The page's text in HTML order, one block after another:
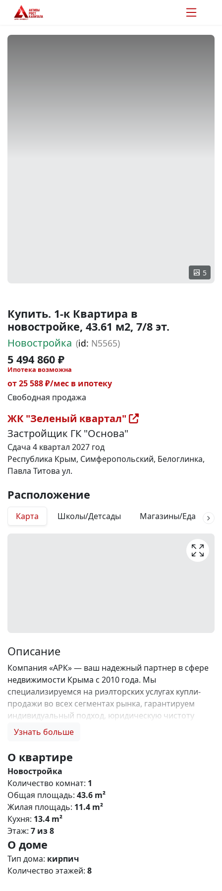
5
Купить. 1-к Квартира в
новостройке, 43.61 м2, 7/8 эт.
Новостройка (id: N5565)
5 494 860 ₽
Ипотека возможна
от 25 588 ₽/мес в ипотеку
Свободная продажа
ЖК "Зеленый квартал"
Застройщик ГК "Основа"
Сдача 4 квартал 2027 год
Республика Крым, Симферопольский, Белоглинка,
Павла Титова ул.
Расположение
Карта Школы/Детсады Магазины/Еда
Описание
Компания «АРК» — ваш надежный партнер в сфере
недвижимости Крыма с 2010 года. Мы
специализируемся на риэлторских услугах купли-
продажи во всех сегментах рынка, гарантируем
индивидуальный подход, юридическую чистоту
объектов и безопасность сделок. Самое ценное для
нас, Вы получаете: 1. 0% комиссии и оформление
ипотеки бесплатно; 2. Покупку недвижимости по
цене застройщика + акции, бонусы, подарки; 3.
Экспертное мнение о каждом застройщике. Ваши
интересы — наш приоритет! 4. Профессиональную
поддержку на всех этапах сделки до получения
ключей; 5. Фейерверк подарков🎁 🎁 🎁! Купи с
нами и выбери свой ПОДАРОК! Жилой комплекс
«Зелёный квартал» (Симферополь) Общая
концепция «Зелёный квартал» — современный
жилой комплекс комфорт‑класса, сочетающий
Узнать больше
О квартире
Новостройка
Количество комнат: 1
Общая площадь: 43.6 m²
Жилая площадь: 11.4 m²
Кухня: 13.4 m²
Этаж: 7 из 8
О доме
Тип дома: кирпич
Количество этажей: 8